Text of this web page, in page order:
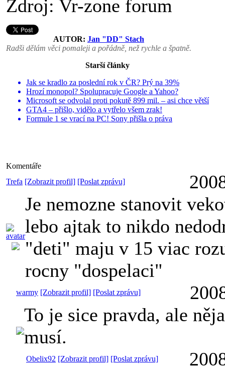
Zdroj: Vr-zone forum
AUTOR: Jan "DD" Stach
Radši dělám věci pomaleji a pořádně, než rychle a špatně.
Starší články
Jak se kradlo za poslední rok v ČR? Prý na 39%
Hrozí monopol? Spolupracuje Google a Yahoo?
Microsoft se odvolal proti pokutě 899 mil. – asi chce větší
GTA4 – přišlo, vidělo a vytřelo všem zrak!
Formule 1 se vrací na PC! Sony přišla o práva
Komentáře
Trefa [Zobrazit profil] [Poslat zprávu]
Je nemozne stanovit
lebo ajtak to nikdo
"deti" maju v 15 viac
rocny "dospelaci"
warmy [Zobrazit profil] [Poslat zprávu]
To je sice pravda, ale
musí.
Obelix92 [Zobrazit profil] [Poslat zprávu]